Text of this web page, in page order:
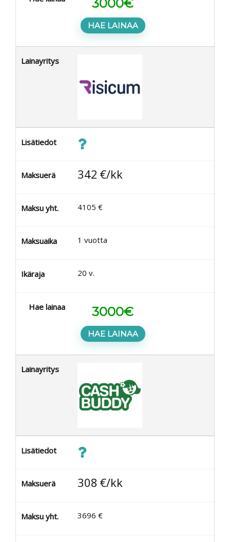
3000€
HAE LAINAA
Lainayritys
Lisätiedot
Maksuerä 342 €/kk
Maksu yht. 4105 €
Maksuaika 1 vuotta
Ikäraja 20 v.
Hae lainaa 3000€
HAE LAINAA
Lainayritys
Lisätiedot
Maksuerä 308 €/kk
Maksu yht. 3696 €